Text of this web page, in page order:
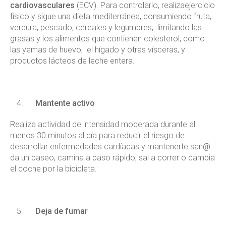
cardiovasculares (ECV). Para controlarlo, realizaejercicio
físico y sigue una dieta mediterránea, consumiendo fruta,
verdura, pescado, cereales y legumbres, limitando las
grasas y los alimentos que contienen colesterol, como
las yemas de huevo, el hígado y otras vísceras, y
productos lácteos de leche entera.
Mantente activo
Realiza actividad de intensidad moderada durante al
menos 30 minutos al día para reducir el riesgo de
desarrollar enfermedades cardíacas y mantenerte san@:
da un paseo, camina a paso rápido, sal a correr o cambia
el coche por la bicicleta.
Deja de fumar